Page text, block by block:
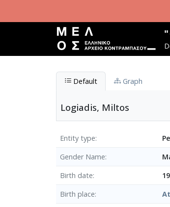
Default Graph
Logiadis, Miltos
Entity type
Gender Name
Birth date
Birth place